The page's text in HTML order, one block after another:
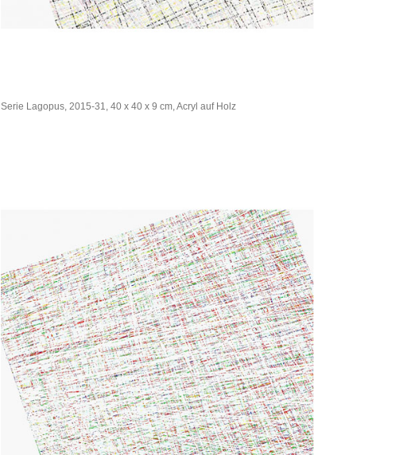
Serie Lagopus, 2015-31, 40 x 40 x 9 cm, Acryl auf Holz